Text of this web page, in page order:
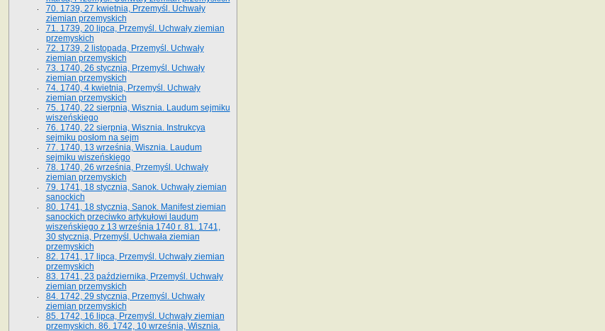
70. 1739, 27 kwietnia, Przemyśl. Uchwały
ziemian przemyskich
71. 1739, 20 lipca, Przemyśl. Uchwały ziemian
przemyskich
72. 1739, 2 listopada, Przemyśl. Uchwały
ziemian przemyskich
73. 1740, 26 stycznia, Przemyśl. Uchwały
ziemian przemyskich
74. 1740, 4 kwietnia, Przemyśl. Uchwały
ziemian przemyskich
75. 1740, 22 sierpnia, Wisznia. Laudum sejmiku
wiszeńskiego
76. 1740, 22 sierpnia, Wisznia. Instrukcya
sejmiku posłom na sejm
77. 1740, 13 września, Wisznia. Laudum
sejmiku wiszeńskiego
78. 1740, 26 września, Przemyśl. Uchwały
ziemian przemyskich
79. 1741, 18 stycznia, Sanok. Uchwały ziemian
sanockich
80. 1741, 18 stycznia, Sanok. Manifest ziemian
sanockich przeciwko artykułowi laudum
wiszeńskiego z 13 wrze­śnia 1740 r. 81. 1741,
30 stycznia, Przemyśl. Uchwała ziemian
przemyskich
82. 1741, 17 lipca, Przemyśl. Uchwały ziemian
przemyskich
83. 1741, 23 października, Przemyśl. Uchwały
ziemian przemyskich
84. 1742, 29 stycznia, Przemyśl. Uchwały
ziemian przemyskich
85. 1742, 16 lipca, Przemyśl. Uchwały ziemian
przemyskich. 86. 1742, 10 września, Wisznia.